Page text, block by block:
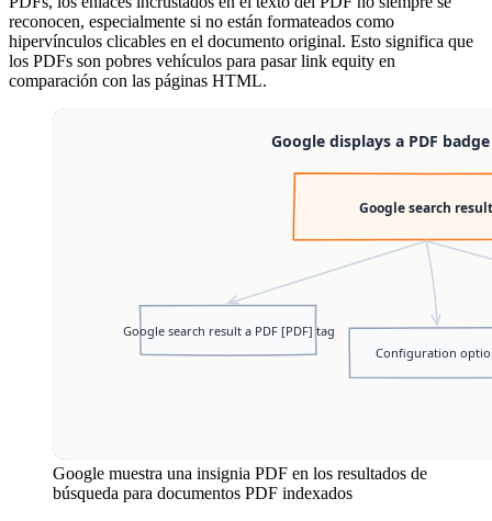
reconocen, especialmente si no están formateados como
hipervínculos clicables en el documento original. Esto significa que
los PDFs son pobres vehículos para pasar link equity en
comparación con las páginas HTML.
Google muestra una insignia PDF en los resultados de
búsqueda para documentos PDF indexados